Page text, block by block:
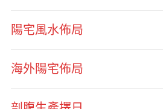
陽宅風水佈局
海外陽宅佈局